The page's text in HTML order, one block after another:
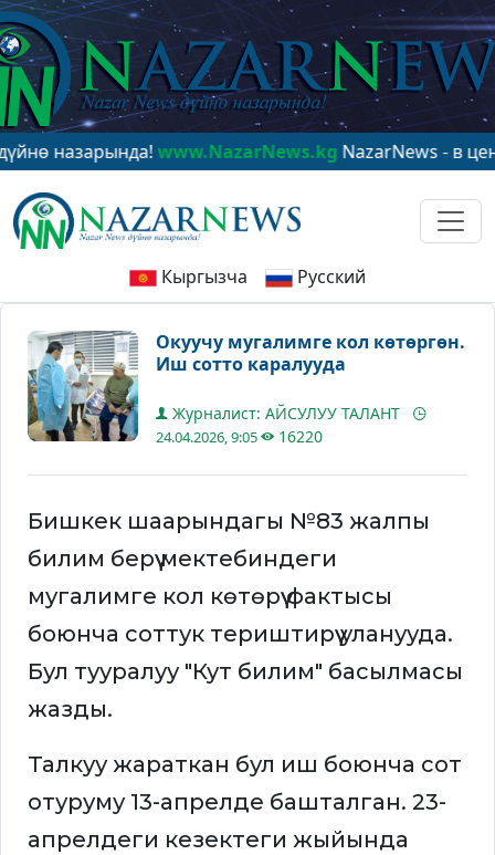
www.NazarNews.kgNazarNews - в центре
Кыргызча Русский
Окуучу мугалимге кол көтөргөн.
Иш сотто каралууда
Журналист: АЙСУЛУУ ТАЛАНТ
24.04.2026, 9:05 16220
Бишкек шаарындагы №83 жалпы
билим берүү мектебиндеги
мугалимге кол көтөрүү фактысы
боюнча соттук териштирүү уланууда.
Бул тууралуу "Кут билим" басылмасы
жазды.
Талкуу жараткан бул иш боюнча сот
отуруму 13-апрелде башталган. 23-
апрелдеги кезектеги жыйында